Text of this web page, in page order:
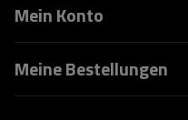
Mein Konto
Meine Bestellungen